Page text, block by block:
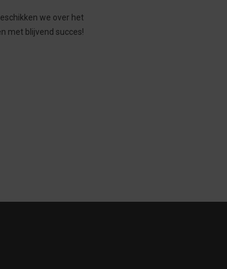
we over het
met blijvend succes!